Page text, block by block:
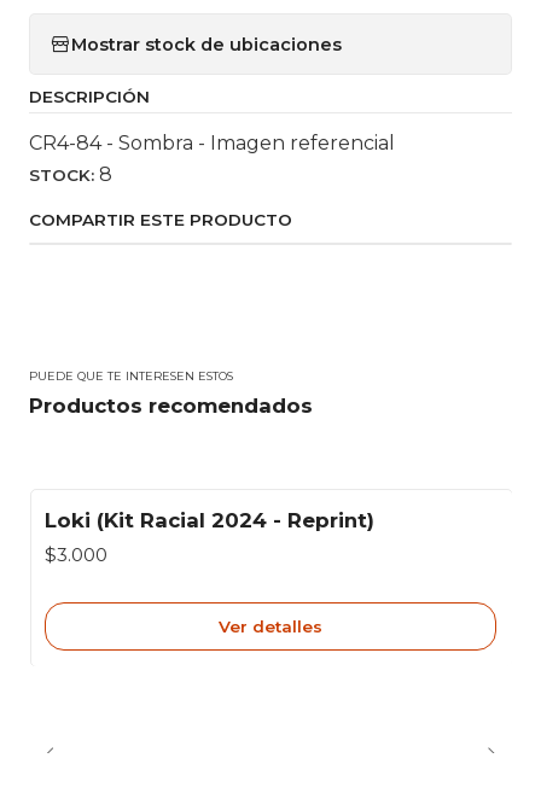
Mostrar stock de ubicaciones
DESCRIPCIÓN
CR4-84 - Sombra - Imagen referencial
STOCK: 8
COMPARTIR ESTE PRODUCTO
PUEDE QUE TE INTERESEN ESTOS
Productos recomendados
Agotado
Loki (Kit Racial 2024 - Reprint)
$3.000
Ver detalles